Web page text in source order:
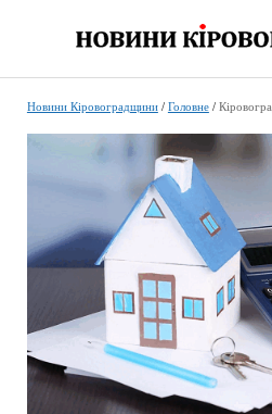
Новини Кіровоградщини/ Головне/